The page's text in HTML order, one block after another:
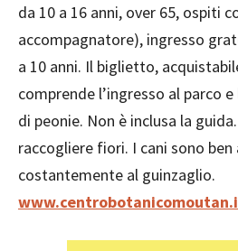
da 10 a 16 anni, over 65, ospiti
accompagnatore), ingresso
a 10 anni. Il biglietto,
comprende l’ingresso al parco
di peonie. Non è inclusa la
raccogliere fiori. I cani sono
costantemente al guinzaglio.